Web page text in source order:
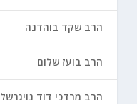
הרב שקד בוהדנה
הרב בועז שלום
הרב מרדכי דוד נויגרשל